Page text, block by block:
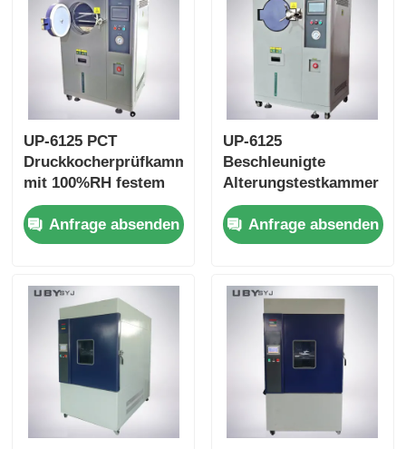
UP-6125 PCT
Druckkocherprüfkammer
mit 100%RH festem
gesättigten Dampf für
105°C bis 143°C
Temperaturbereich
Arbeitsdruck
Anfrage absenden
UP-6125
Beschleunigte
Alterungstestkammer
mit 100% fester
Sättigungsfeuchtigkeit
105°C ~ 143°C
und 0,05 ~ 0,30MPa
Arbeitsdruck
Anfrage absenden